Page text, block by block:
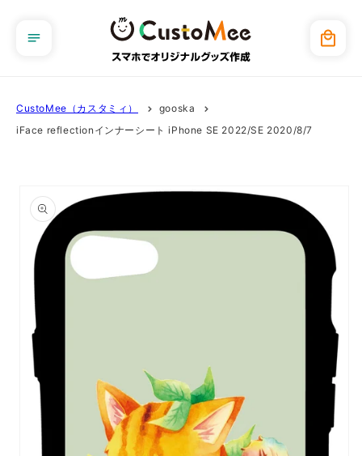
進む
ー
CustoMee（カスタミィ）
gooska
iFace reflectionインナーシート iPhone SE 2022/SE 2020/8/7
報にス
キップ